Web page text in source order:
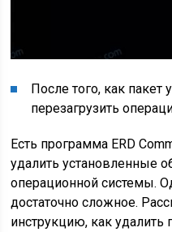
После того, как пакет
перезагрузить
Есть программа ERD
удалить установленные
операционной системы.
достаточно сложное.
инструкцию, как